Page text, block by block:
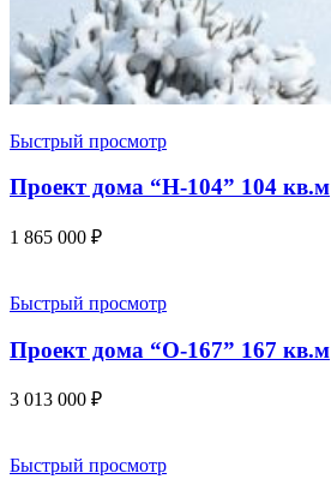
Быстрый просмотр
Проект дома “Н-104” 104 кв.м
1 865 000 ₽
Быстрый просмотр
Проект дома “О-167” 167 кв.м
3 013 000 ₽
Быстрый просмотр